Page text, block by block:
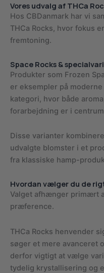
Vores udvalg af THCa
Hos CBDanmark har vi
THCa Rocks, hvor fokus
fremtoning.
Space Rocks &
Produkter som Frozen
er eksempler på
kategori, hvor både
forarbejdning er i
Disse varianter
udvalgte blomster i et
fra klassiske hamp-
Hvordan vælger du de
Valget afhænger primært
præference.
THCa Rocks henvender
søger et mere avanceret
derfor vigtigt at vælge
tydelig krystallisering og